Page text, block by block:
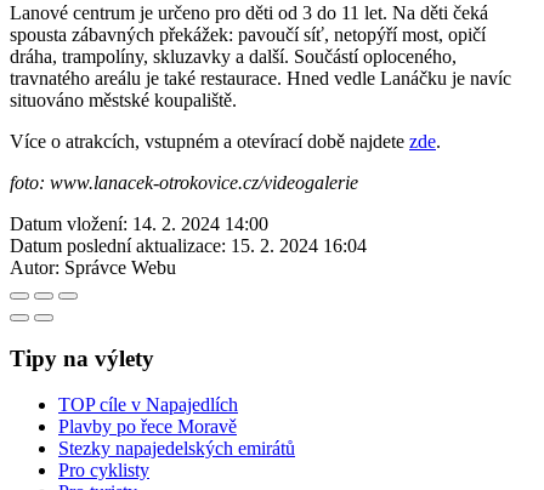
Lanové centrum je určeno pro děti od 3 do 11 let. Na děti čeká
spousta zábavných překážek: pavoučí síť, netopýří most, opičí
dráha, trampolíny, skluzavky a další. Součástí oploceného,
travnatého areálu je také restaurace. Hned vedle Lanáčku je navíc
situováno městské koupaliště.
Více o atrakcích, vstupném a otevírací době najdete zde.
foto: www.lanacek-otrokovice.cz/videogalerie
Datum vložení: 14. 2. 2024 14:00
Datum poslední aktualizace: 15. 2. 2024 16:04
Autor: Správce Webu
Tipy na výlety
TOP cíle v Napajedlích
Plavby po řece Moravě
Stezky napajedelských emirátů
Pro cyklisty